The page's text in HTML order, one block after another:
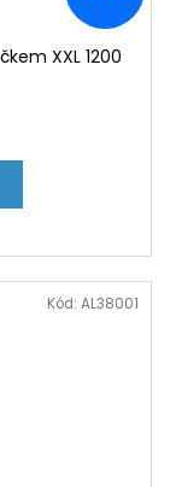
XXL 1200
Kód: AL38001